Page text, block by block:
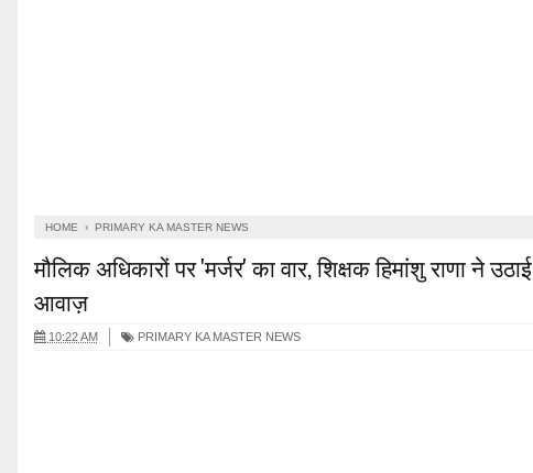
HOME › PRIMARY KA MASTER NEWS
मौलिक अधिकारों पर 'मर्जर' का वार, शिक्षक हिमांशु राणा ने उठाई
आवाज़
10:22 AM PRIMARY KA MASTER NEWS